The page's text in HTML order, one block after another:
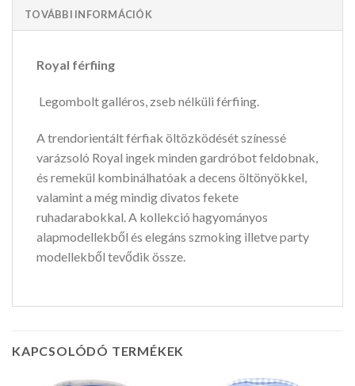
TOVÁBBI INFORMÁCIÓK
Royal férfiing
Legombolt galléros, zseb nélküli férfiing.
A trendorientált férfiak öltözködését színessé
varázsoló Royal ingek minden gardróbot feldobnak,
és remekül kombinálhatóak a decens öltönyökkel,
valamint a még mindig divatos fekete
ruhadarabokkal. A kollekció hagyományos
alapmodellekből és elegáns szmoking illetve party
modellekből tevődik össze.
KAPCSOLÓDÓ TERMÉKEK